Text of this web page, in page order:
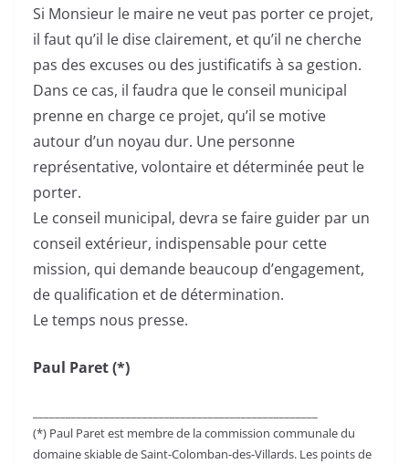
Si Monsieur le maire ne veut pas porter ce projet,
il faut qu’il le dise clairement, et qu’il ne cherche
pas des excuses ou des justificatifs à sa gestion.
Dans ce cas, il faudra que le conseil municipal
prenne en charge ce projet, qu’il se motive
autour d’un noyau dur. Une personne
représentative, volontaire et déterminée peut le
porter.
Le conseil municipal, devra se faire guider par un
conseil extérieur, indispensable pour cette
mission, qui demande beaucoup d’engagement,
de qualification et de détermination.
Le temps nous presse.
Paul Paret (*)
(*) Paul Paret est membre de la commission communale du
domaine skiable de Saint-Colomban-des-Villards. Les points de